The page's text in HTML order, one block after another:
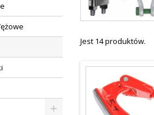
Jest 14 produktów.